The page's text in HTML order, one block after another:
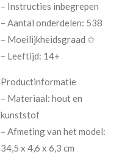
– Instructies inbegrepen
– Aantal onderdelen: 538
– Moeilijkheidsgraad ✩
– Leeftijd: 14+
Productinformatie
– Materiaal: hout en
kunststof
– Afmeting van het model:
34,5 x 4,6 x 6,3 cm